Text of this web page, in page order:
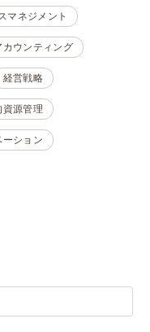
マネジメント
カウンティング
経営戦略
資源管理
ーション